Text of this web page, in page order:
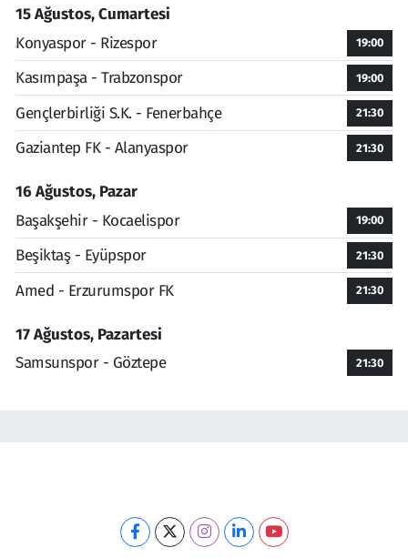
15 Ağustos, Cumartesi
Konyaspor - Rizespor
19:00
Kasımpaşa - Trabzonspor 19:00
Gençlerbirliği S.K. - Fenerbahçe 21:30
Gaziantep FK - Alanyaspor 21:30
16 Ağustos, Pazar
Başakşehir - Kocaelispor
19:00
Beşiktaş - Eyüpspor 21:30
Amed - Erzurumspor FK 21:30
17 Ağustos, Pazartesi
Samsunspor - Göztepe
21:30